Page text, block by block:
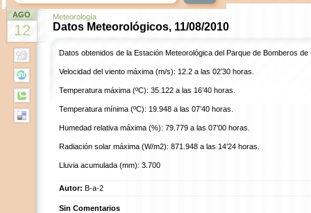
AGO
12
Meteorología
Datos Meteorológicos, 11/08/2010
Datos obtenidos de la Estación Meteorológica del Parque de Bomberos de
Velocidad del viento máxima (m/s): 12.2 a las 02’30 horas.
Temperatura máxima (ºC): 35.122 a las 16’40 horas.
Temperatura mínima (ºC): 19.948 a las 07’40 horas.
Humedad relativa máxima (%): 79.779 a las 07’00 horas.
Radiación solar máxima (W/m2): 871.948 a las 14’24 horas.
Lluvia acumulada (mm): 3.700
Autor: B-a-2
Sin Comentarios